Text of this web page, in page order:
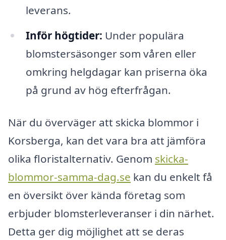
leverans.
Inför högtider: Under populära
blomstersäsonger som våren eller
omkring helgdagar kan priserna öka
på grund av hög efterfrågan.
När du överväger att skicka blommor i
Korsberga, kan det vara bra att jämföra
olika floristalternativ. Genom skicka-
blommor-samma-dag.se kan du enkelt få
en översikt över kända företag som
erbjuder blomsterleveranser i din närhet.
Detta ger dig möjlighet att se deras